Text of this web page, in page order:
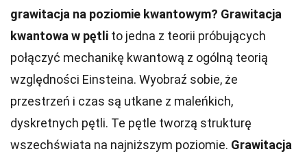
grawitacja na poziomie kwantowym? Grawitacja
kwantowa w pętli to jedna z teorii próbujących
połączyć mechanikę kwantową z ogólną teorią
względności Einsteina. Wyobraź sobie, że
przestrzeń i czas są utkane z maleńkich,
dyskretnych pętli. Te pętle tworzą strukturę
wszechświata na najniższym poziomie. Grawitacja